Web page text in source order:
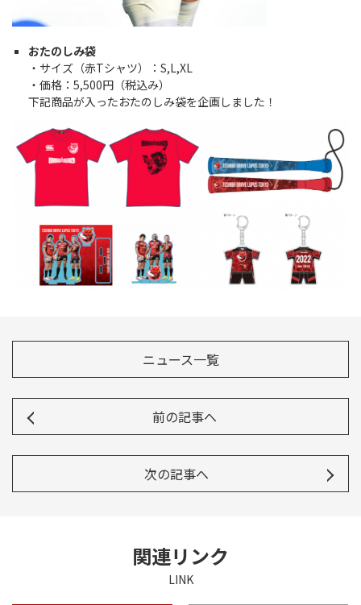
おたのしみ袋
・サイズ（赤Tシャツ）：S,L,XL
・価格：5,500円（税込み）
下記商品が入ったおたのしみ袋を企画しました！
ニュース一覧
前の記事へ
次の記事へ
関連リンク
LINK